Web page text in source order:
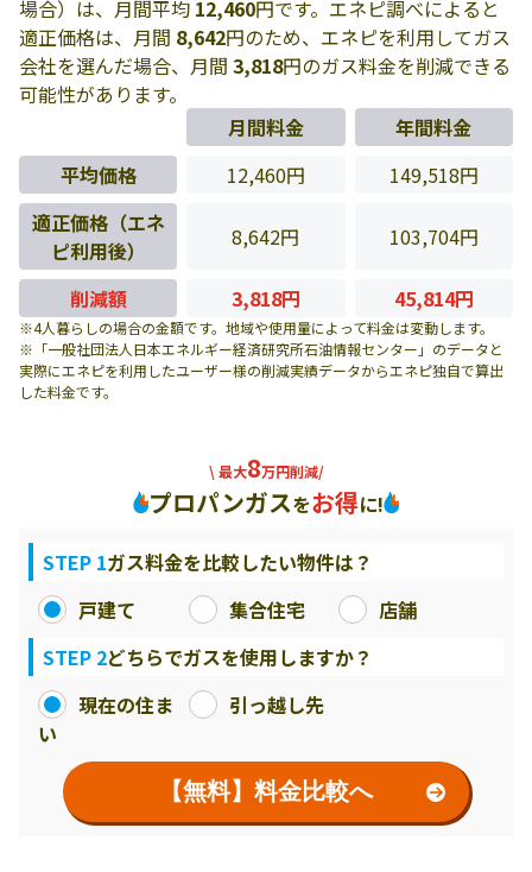
場合）は、月間平均 12,460円です。エネピ調べによると
適正価格は、月間 8,642円のため、エネピを利用してガス
会社を選んだ場合、月間 3,818円のガス料金を削減できる
可能性があります。
月間料金
年間料金
平均価格
12,460円
149,518円
適正価格（エネ
ピ利用後）
8,642円 103,704円
削減額 3,818円 45,814円
※4人暮らしの場合の金額です。地域や使用量によって料金は変動します。
※「一般社団法人日本エネルギー経済研究所石油情報センター」のデータと
実際にエネピを利用したユーザー様の削減実績データからエネピ独自で算出
した料金です。
\ 最大8万円削減/
プロパンガスをお得に!
STEP 1ガス料金を比較したい物件は？
戸建て
集合住宅
店舗
STEP 2どちらでガスを使用しますか？
現在の住ま
い
引っ越し先
【無料】料金比較へ